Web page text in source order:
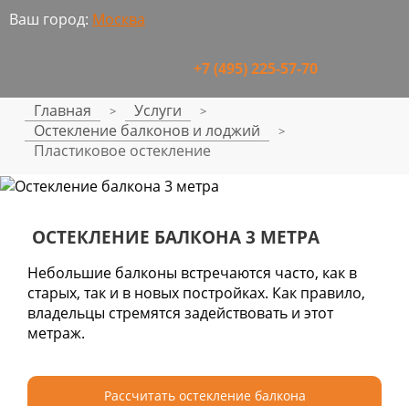
Ваш город: Москва
+7 (495) 225-57-70
Главная > Услуги >
Остекление балконов и лоджий >
Пластиковое остекление
ОСТЕКЛЕНИЕ БАЛКОНА 3 МЕТРА
Небольшие балконы встречаются часто, как в
старых, так и в новых постройках. Как правило,
владельцы стремятся задействовать и этот
метраж.
Рассчитать остекление балкона